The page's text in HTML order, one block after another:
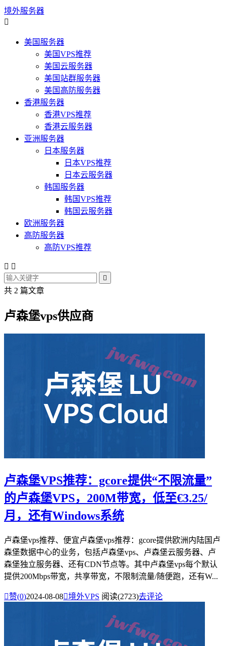
境外服务器

美国服务器
美国VPS推荐
美国云服务器
美国站群服务器
美国高防服务器
香港服务器
香港VPS推荐
香港云服务器
亚洲服务器
日本服务器
日本VPS推荐
日本云服务器
韩国服务器
韩国VPS推荐
韩国云服务器
欧洲服务器
高防服务器
高防VPS推荐
 

共 2 篇文章
卢森堡vps供应商
卢森堡VPS推荐：gcore提供“不限流量”
的卢森堡VPS，200M带宽，低至€3.25/
月，还有Windows系统
卢森堡vps推荐、便宜卢森堡vps推荐：gcore提供欧洲内陆国卢
森堡数据中心的业务，包括卢森堡vps、卢森堡云服务器、卢
森堡独立服务器、还有CDN节点等。其中卢森堡vps每个默认
提供200Mbps带宽，共享带宽，不限制流量/随便跑，还有W...
赞(0)2024-08-08境外VPS 阅读(2723)去评论